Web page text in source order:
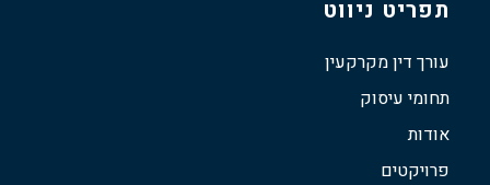
תפריט ניווט
עורך דין מקרקעין
תחומי עיסוק
אודות
פרויקטים